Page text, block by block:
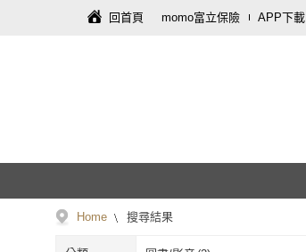
回首頁 momo富立保險 APP下載
Home 搜尋結果